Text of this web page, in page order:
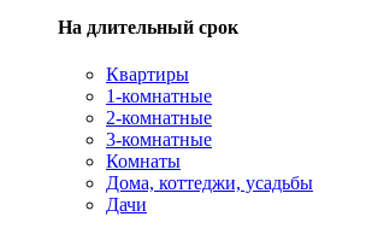
На длительный срок
Квартиры
1-комнатные
2-комнатные
3-комнатные
Комнаты
Дома, коттеджи, усадьбы
Дачи